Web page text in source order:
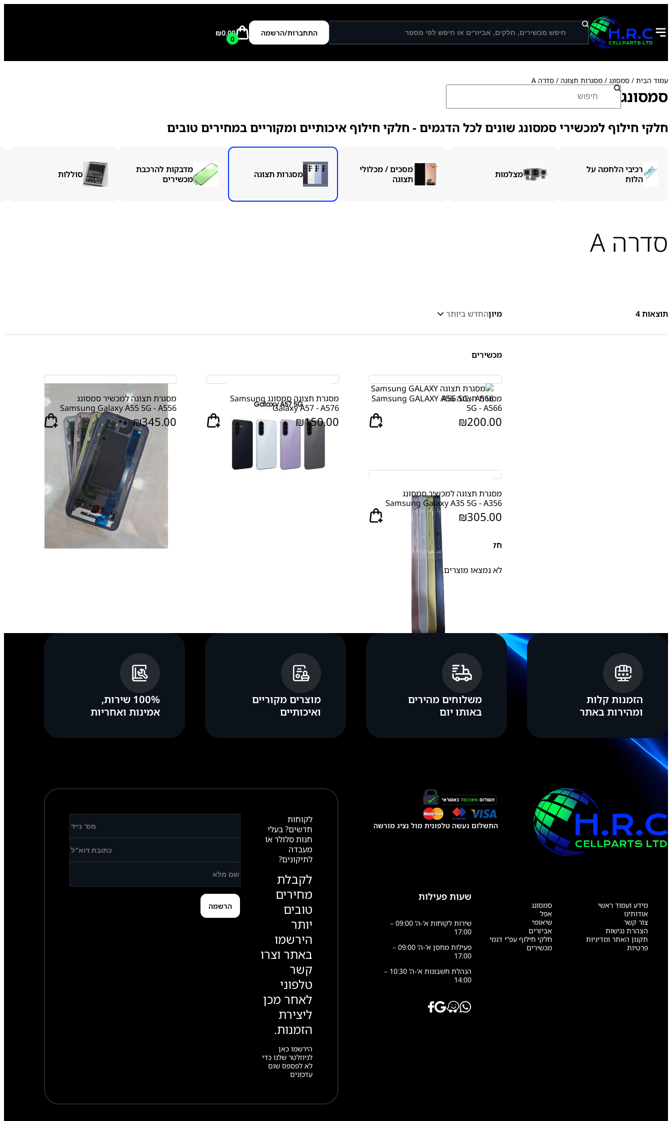
ח
י
פ
התחברות/הרשמה ₪0.00
0
עמוד הבית / סמסונג / מסגרות תצוגה / סדרה A
סמסונגח
י
פ
ש
חלקי חילוף למכשירי סמסונג שונים לכל הדגמים - חלקי חילוף איכותיים ומקוריים במחירים טובים
רכיבי הלחמה על
הלוח
מצלמות
מסכים / מכלולי
תצוגה
מסגרות תצוגה
מדבקות להרכבת
מכשירים
סוללות
סדרה A
תוצאות4 מיוןהחדש ביותר
מכשירים
מסגרת תצוגה Samsung GALAXY A56
5G - A566
₪200.00
מסגרת תצוגה סמסונג Samsung
Galaxy A57 - A576
₪150.00
מסגרת תצוגה למכשיר סמסונג
Samsung Galaxy A55 5G - A556
₪345.00
מסגרת תצוגה למכשיר סמסונג
Samsung Galaxy A35 5G - A356
₪305.00
חלקי חילוף
לא נמצאו מוצרים.
הזמנות קלות
ומהירות באתר
משלוחים מהירים
באותו יום
מוצרים מקוריים
ואיכותיים
100% שירות,
אמינות ואחריות
התשלום נעשה טלפונית מול נציג מורשה
לקוחות
חדשים? בעלי
חנות סלולר או
מעבדה
לתיקונים?
לקבלת
מחירים
טובים
יותר
הירשמו
באתר וצרו
קשר
טלפוני
לאחר מכן
ליצירת
הזמנות.
הירשמו כאן
לניוזלטר שלנו כדי
לא לפספס שום
עדכונים
מידע ועמוד ראשי
אודותינו
צור קשר
הצהרת נגישות
תקנון האתר ומדיניות
פרטיות
סמסונג
אפל
שיאומי
אביזרים
חלקי חילוף עפ”י דגמי
מכשירים
שעות פעילות
שירות לקוחות א’-ה’ 09:00 –
17:00
פעילות מחסן א’-ה’ 09:00 –
17:00
הנהלת חשבונות א’-ה’ 10:30 –
14:00